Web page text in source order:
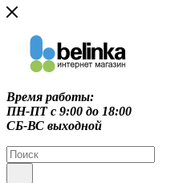
Время работы:
ПН-ПТ c 9:00 до 18:00
СБ-ВС выходной